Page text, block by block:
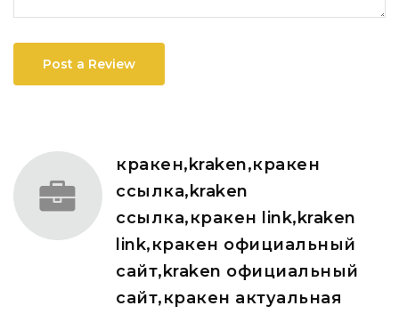
Post a Review
кракен,kraken,кракен
ссылка,kraken
ссылка,кракен link,kraken
link,кракен официальный
сайт,kraken официальный
сайт,кракен актуальная